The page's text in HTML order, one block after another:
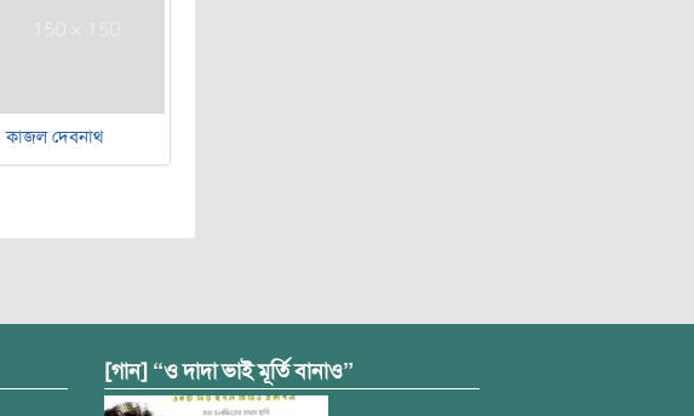
কাজল দেবনাথ
[গান] “ও দাদা ভাই মূর্তি বানাও”